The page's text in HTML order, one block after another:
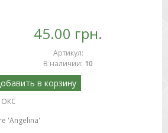
45.00 грн.
Артикул:
В наличии: 10
в корзину
ОКС
'Angelina'